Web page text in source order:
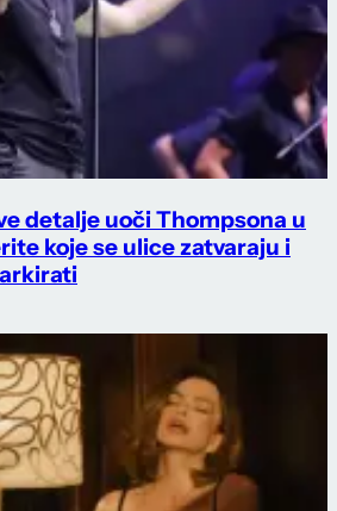
detalje uoči Thompsona u
koje se ulice zatvaraju i